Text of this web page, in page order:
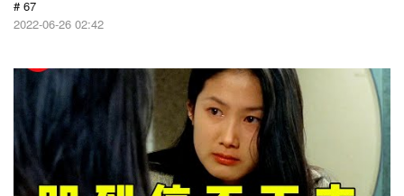
# 67
2022-06-26 02:42